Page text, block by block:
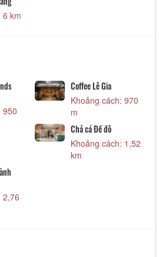
Nhà hàng Vũ Gia Viên
Khoảng cách: 3,38
km